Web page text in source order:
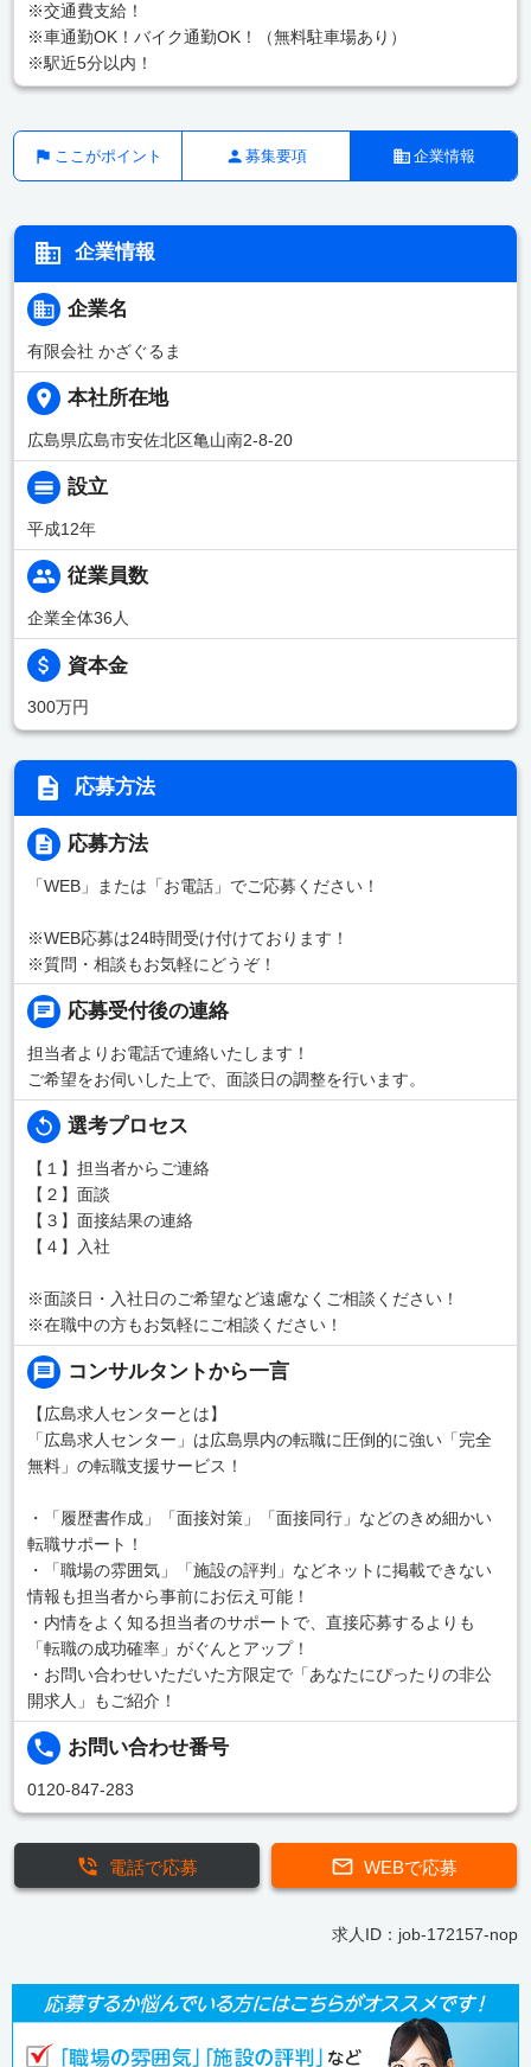
※交通費支給！
※車通勤OK！バイク通勤OK！（無料駐車場あり）
※駅近5分以内！
ここがポイント 募集要項 企業情報
企業情報
企業名
有限会社 かざぐるま
本社所在地
広島県広島市安佐北区亀山南2-8-20
設立
平成12年
従業員数
企業全体36人
資本金
300万円
応募方法
応募方法
「WEB」または「お電話」でご応募ください！
※WEB応募は24時間受け付けております！
※質問・相談もお気軽にどうぞ！
応募受付後の連絡
担当者よりお電話で連絡いたします！
ご希望をお伺いした上で、面談日の調整を行います。
選考プロセス
【１】担当者からご連絡
【２】面談
【３】面接結果の連絡
【４】入社
※面談日・入社日のご希望など遠慮なくご相談ください！
※在職中の方もお気軽にご相談ください！
コンサルタントから一言
【広島求人センターとは】
「広島求人センター」は広島県内の転職に圧倒的に強い「完全
無料」の転職支援サービス！
・「履歴書作成」「面接対策」「面接同行」などのきめ細かい
転職サポート！
・「職場の雰囲気」「施設の評判」などネットに掲載できない
情報も担当者から事前にお伝え可能！
・内情をよく知る担当者のサポートで、直接応募するよりも
「転職の成功確率」がぐんとアップ！
・お問い合わせいただいた方限定で「あなたにぴったりの非公
開求人」もご紹介！
お問い合わせ番号
0120-847-283
WEBで応募
電話で応募
求人ID：job-172157-nop